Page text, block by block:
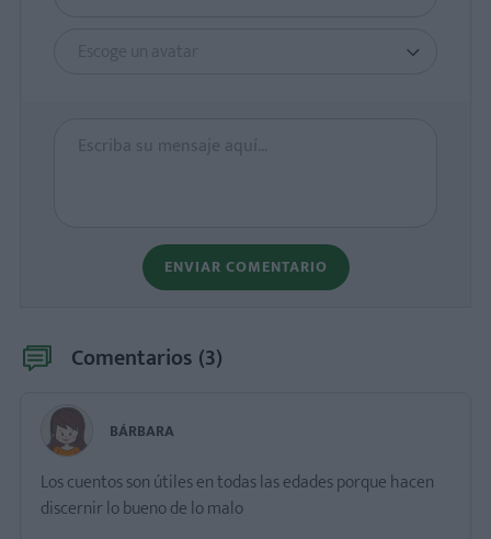
Escoge un avatar
ENVIAR COMENTARIO
Comentarios (3)
BÁRBARA
Los cuentos son útiles en todas las edades porque hacen